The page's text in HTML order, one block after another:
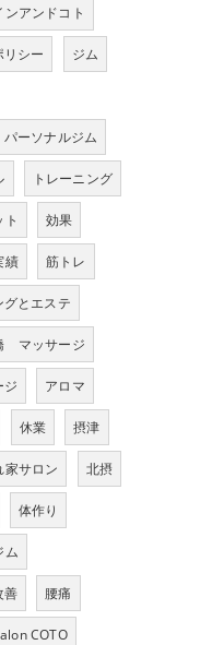
ンアンドコト
シー ジム
パーソナルジム
トレーニング
効果
績 筋トレ
とエステ
マッサージ
アロマ
休業 摂津
サロン 北摂
体作り
ム
腰痛
COTO